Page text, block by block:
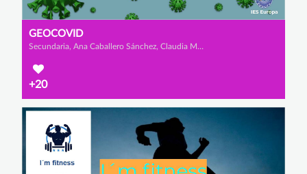
GEOCOVID
Secundaria, Ana Caballero Sánchez, Claudia Manzanera Asensio y Isabel Bravo Rodríguez
+20